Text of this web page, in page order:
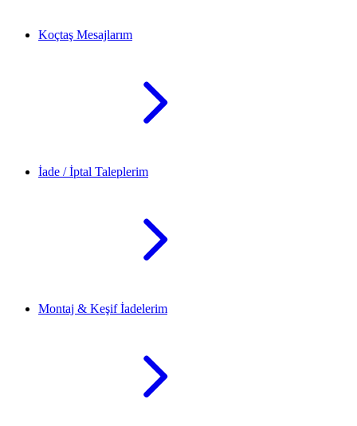
Koçtaş Mesajlarım
İade / İptal Taleplerim
Montaj & Keşif İadelerim